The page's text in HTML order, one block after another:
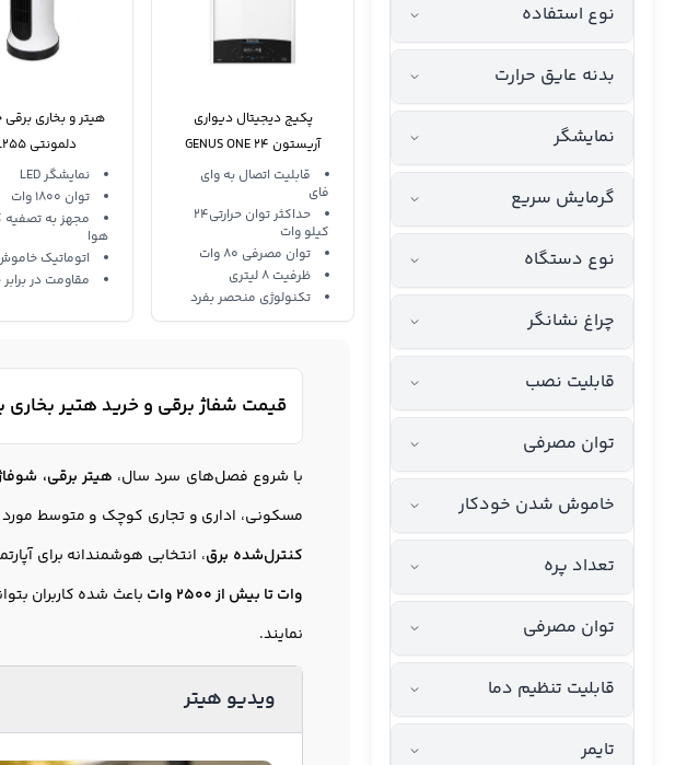
نوع استفاده
بدنه عایق حرارت
نمایشگر
گرمایش سریع
نوع دستگاه
چراغ نشانگر
قابلیت نصب
توان مصرفی
خاموش شدن خودکار
تعداد پره
توان مصرفی
قابلیت تنظیم دما
تایمر
پکیج دیجیتال دیواری
آریستون GENUS ONE 24
قابلیت اتصال به وای
فای
حداکثر توان حرارتی24
کیلو وات
توان مصرفی 80 وات
ظرفیت 8 لیتری
تکنولوژی منحصر بفرد
هیتر و بخاری
دلمونتی DL255
نمایشگر LED
توان 1800 وات
مجهز به تصفیه‌
هوا
اتوماتیک
مقاومت در برابر
قیمت شفاژ برقی و خرید هتیر بخاری
با شروع فصل‌های سرد سال، هیتر برقی،
مسکونی، اداری و تجاری کوچک و متوسط مورد
کنترل‌شده برق، انتخابی هوشمندانه برای
وات تا بیش از 2500 وات
باعث شده کاربران
نمایند.
ویدیو هیتر